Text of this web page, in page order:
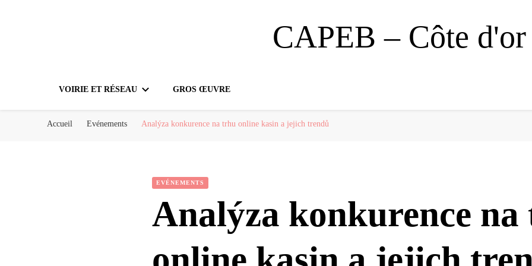
CAPEB – Côte d'or
VOIRIE ET RÉSEAU GROS ŒUVRE
Accueil Evénements Analýza konkurence na trhu online kasin a jejich trendů
EVÉNEMENTS
Analýza konkurence